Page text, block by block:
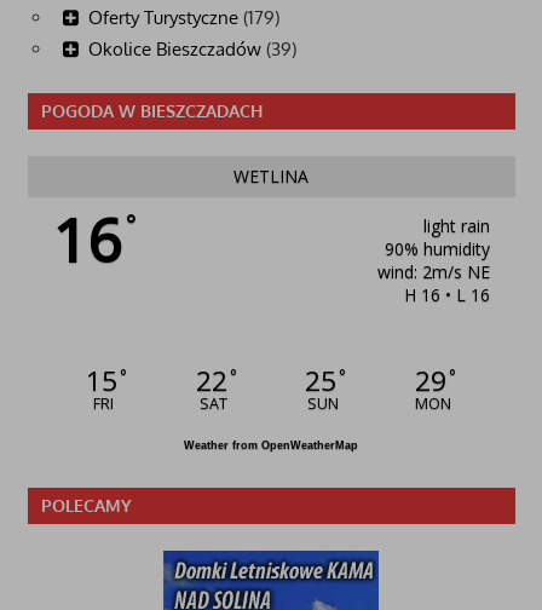
Oferty Turystyczne (179)
Okolice Bieszczadów (39)
POGODA W BIESZCZADACH
WETLINA
16°
light rain
90% humidity
wind: 2m/s NE
H 16 • L 16
15°
FRI
22°
SAT
25°
SUN
29°
MON
Weather from OpenWeatherMap
POLECAMY